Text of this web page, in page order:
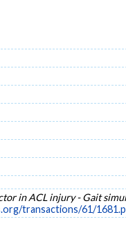
in ACL injury - Gait
transactions/61/